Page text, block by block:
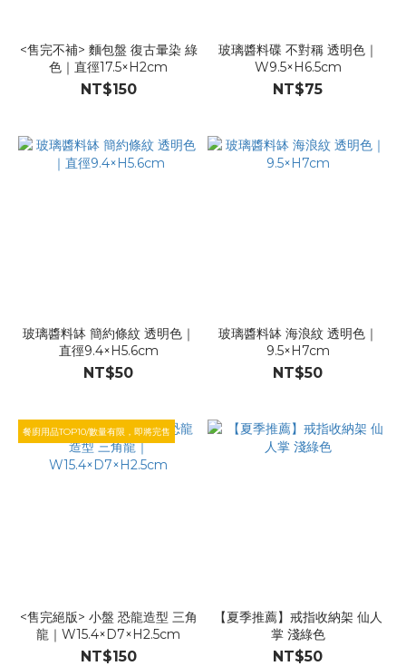
<售完不補> 麵包盤 復古暈染 綠
色｜直徑17.5×H2cm
NT$150
玻璃醬料碟 不對稱 透明色｜
W9.5×H6.5cm
NT$75
玻璃醬料缽 簡約條紋 透明色｜
直徑9.4×H5.6cm
NT$50
玻璃醬料缽 海浪紋 透明色｜
9.5×H7cm
NT$50
餐廚用品TOP10/數量有限，即將完售
<售完絕版> 小盤 恐龍造型 三角
龍｜W15.4×D7×H2.5cm
NT$150
【夏季推薦】戒指收納架 仙人
掌 淺綠色
NT$50